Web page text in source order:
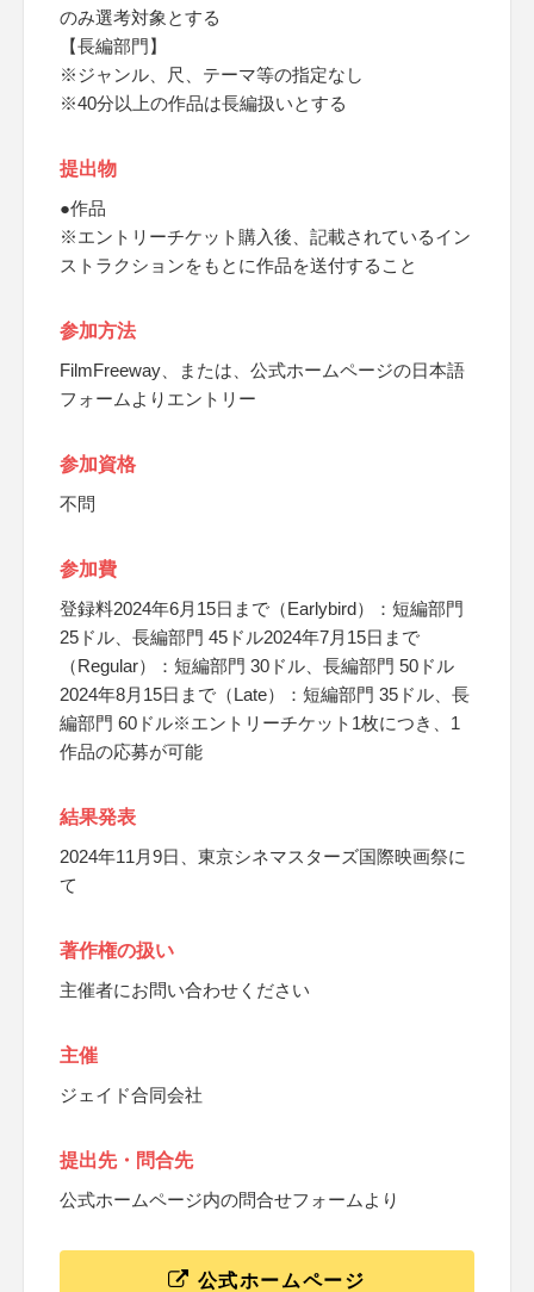
のみ選考対象とする
【長編部門】
※ジャンル、尺、テーマ等の指定なし
※40分以上の作品は長編扱いとする
提出物
●作品
※エントリーチケット購入後、記載されているイン
ストラクションをもとに作品を送付すること
参加方法
FilmFreeway、または、公式ホームページの日本語
フォームよりエントリー
参加資格
不問
参加費
登録料2024年6月15日まで（Earlybird）：短編部門
25ドル、長編部門 45ドル2024年7月15日まで
（Regular）：短編部門 30ドル、長編部門 50ドル
2024年8月15日まで（Late）：短編部門 35ドル、長
編部門 60ドル※エントリーチケット1枚につき、1
作品の応募が可能
結果発表
2024年11月9日、東京シネマスターズ国際映画祭に
て
著作権の扱い
主催者にお問い合わせください
主催
ジェイド合同会社
提出先・問合先
公式ホームページ内の問合せフォームより
公式ホームページ